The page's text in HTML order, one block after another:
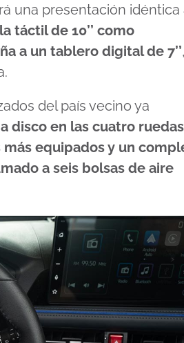
una presentación idéntica
táctil de 10’’ como
a un tablero digital de 7’’,
del país vecino ya
disco en las cuatro
equipados y un
a seis bolsas de aire